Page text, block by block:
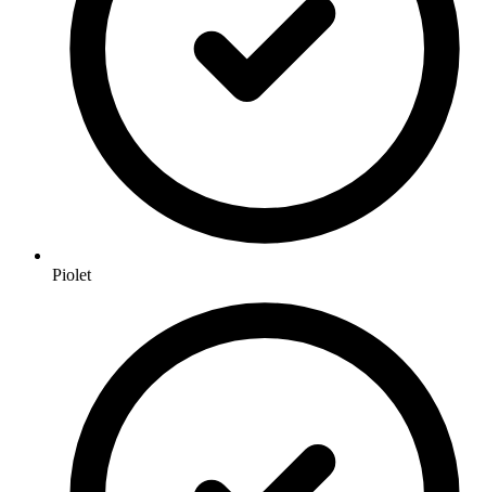
Piolet